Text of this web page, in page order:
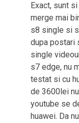
Exact, sunt
merge mai
s8 single si
dupa postari
single
s7 edge, nu
testat si cu
de 3600lei
youtube se
huawei. Da